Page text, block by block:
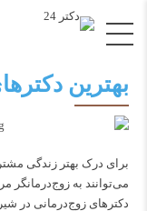
بهترین
برای درک بهتر زندگی
دکترهای زوج‌درمانی در